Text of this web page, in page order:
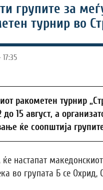
групите за
турнир во
ракометен турнир
до 15 август, а
ќе соопштија
ќе настапат
во групата Б се Охрид,